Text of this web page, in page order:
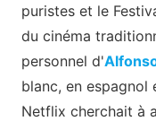
puristes et le
du cinéma
personnel d'
blanc, en
Netflix cherchait à